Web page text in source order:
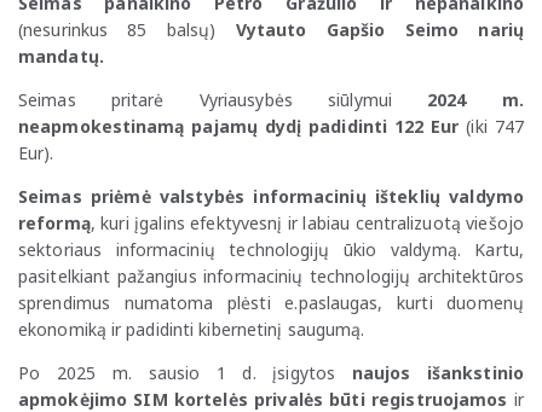
(nesurinkus 85 balsų) Vytauto Gapšio Seimo narių
mandatų.
Seimas pritarė Vyriausybės siūlymui 2024 m.
neapmokestinamą pajamų dydį padidinti 122 Eur(iki 747
Eur).
Seimas priėmė valstybės informacinių išteklių valdymo
reformą, kuri įgalins efektyvesnį ir labiau centralizuotą viešojo
sektoriaus informacinių technologijų ūkio valdymą. Kartu,
pasitelkiant pažangius informacinių technologijų architektūros
sprendimus numatoma plėsti e.paslaugas, kurti duomenų
ekonomiką ir padidinti kibernetinį saugumą.
Po 2025 m. sausio 1 d. įsigytos naujos išankstinio
apmokėjimo SIM kortelės privalės būti registruojamos ir